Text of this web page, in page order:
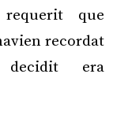
que
recordat
era